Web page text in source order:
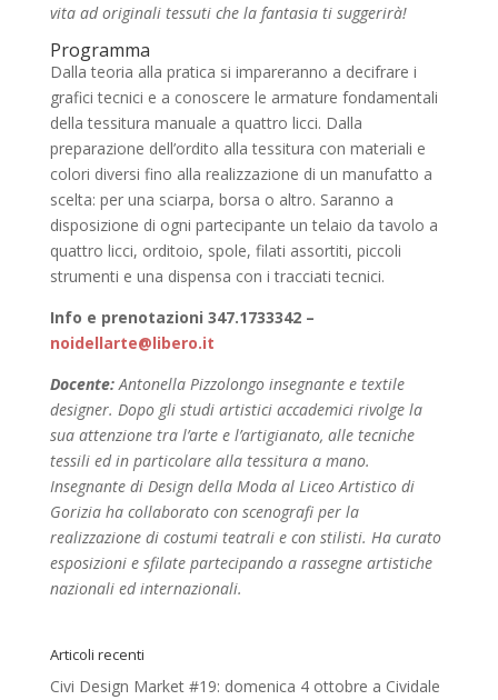
vita ad originali tessuti che la fantasia ti suggerirà!
Programma
Dalla teoria alla pratica si impareranno a decifrare i
grafici tecnici e a conoscere le armature fondamentali
della tessitura manuale a quattro licci. Dalla
preparazione dell’ordito alla tessitura con materiali e
colori diversi fino alla realizzazione di un manufatto a
scelta: per una sciarpa, borsa o altro. Saranno a
disposizione di ogni partecipante un telaio da tavolo a
quattro licci, orditoio, spole, filati assortiti, piccoli
strumenti e una dispensa con i tracciati tecnici.
Info e prenotazioni 347.1733342 –
noidellarte@libero.it
Docente:Antonella Pizzolongo insegnante e textile
designer. Dopo gli studi artistici accademici rivolge la
sua attenzione tra l’arte e l’artigianato, alle tecniche
tessili ed in particolare alla tessitura a mano.
Insegnante di Design della Moda al Liceo Artistico di
Gorizia ha collaborato con scenografi per la
realizzazione di costumi teatrali e con stilisti. Ha curato
esposizioni e sfilate partecipando a rassegne artistiche
nazionali ed internazionali.
Articoli recenti
Civi Design Market #19: domenica 4 ottobre a Cividale